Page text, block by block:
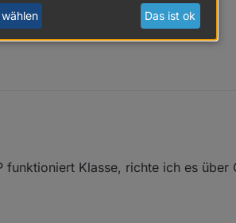
im Beitrag wenn er euch geholfen hat.
rechts. Danke!
Klasse, richte ich es über
Das ist ok